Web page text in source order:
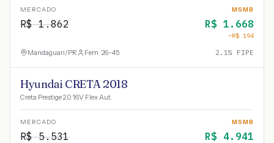
MERCADO
R$1.862
MSMB
R$ 1.668
−R$ 194
Mandaguari/PR Fem · 26-45 2.1% FIPE
Hyundai CRETA 2018
Creta Prestige 2.0 16V Flex Aut.
MERCADO
R$5.531
MSMB
R$ 4.941